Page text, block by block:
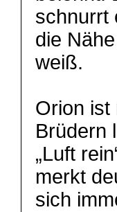
schnurrt
die
weiß.
Orion ist
Brüdern
„Luft
merkt
sich